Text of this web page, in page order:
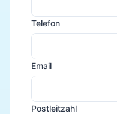
Telefon
Email
Postleitzahl